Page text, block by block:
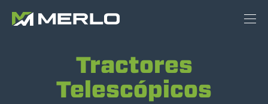
Tractores
Telescópicos